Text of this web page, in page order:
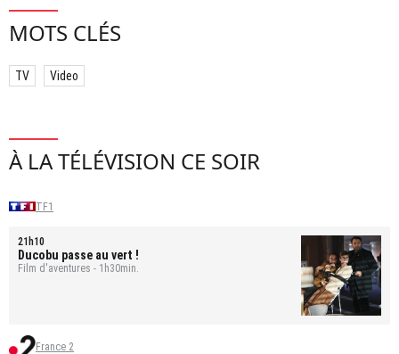
MOTS CLÉS
TV Video
À LA TÉLÉVISION CE SOIR
TF1
21h10
Ducobu passe au vert !
Film d'aventures - 1h30min.
France 2